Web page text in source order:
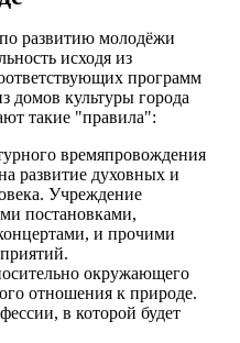
развитию молодёжи
исходя из
программ
домов культуры города
такие "правила":
времяпровождения
развитие духовных и
Учреждение
постановками,
и прочими
окружающего
отношения к природе.
в которой будет